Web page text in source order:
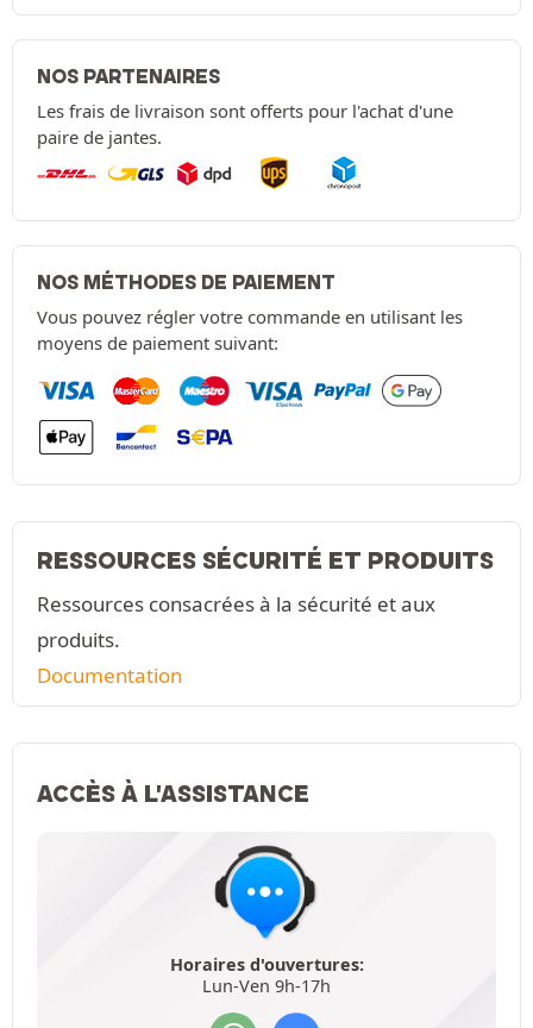
NOS PARTENAIRES
Les frais de livraison sont offerts pour l'achat d'une
paire de jantes.
NOS MÉTHODES DE PAIEMENT
Vous pouvez régler votre commande en utilisant les
moyens de paiement suivant:
RESSOURCES SÉCURITÉ ET PRODUITS
Ressources consacrées à la sécurité et aux
produits.
Documentation
ACCÈS À L'ASSISTANCE
Horaires d'ouvertures:
Lun-Ven 9h-17h